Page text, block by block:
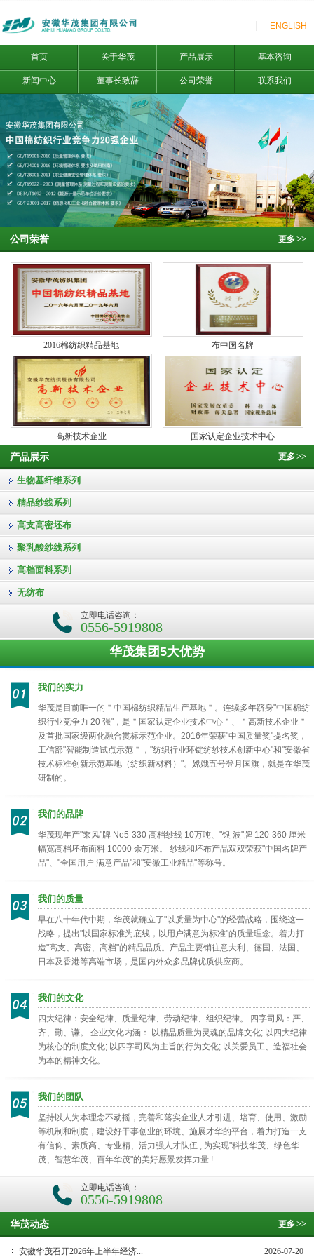
ENGLISH
首页 关于华茂 产品展示 基本咨询
新闻中心 董事长致辞 公司荣誉 联系我们
更多>>
公司荣誉
2016棉纺织精品基地 布中国名牌
高新技术企业 国家认定企业技术中心
更多>>
产品展示
生物基纤维系列
精品纱线系列
高支高密坯布
聚乳酸纱线系列
高档面料系列
无纺布
立即电话咨询：
0556-5919808
华茂集团5大优势
我们的实力
华茂是目前唯一的＂中国棉纺织精品生产基地＂。连续多年跻身"中国棉纺
织行业竞争力 20 强"，是＂国家认定企业技术中心＂、＂高新技术企业＂
及首批国家级两化融合贯标示范企业。2016年荣获"中国质量奖"提名奖，
工信部"智能制造试点示范＂，"纺织行业环锭纺纱技术创新中心"和"安徽省
技术标准创新示范基地（纺织新材料）"。嫦娥五号登月国旗，就是在华茂
研制的。
我们的品牌
华茂现年产"乘风"牌 Ne5-330 高档纱线 10万吨、"银 波"牌 120-360 厘米
幅宽高档坯布面料 10000 余万米。 纱线和坯布产品双双荣获"中国名牌产
品"、"全国用户 满意产品"和"安徽工业精品"等称号。
我们的质量
早在八十年代中期，华茂就确立了"以质量为中心"的经营战略，围绕这一
战略，提出"以国家标准为底线，以用户满意为标准"的质量理念。着力打
造"高支、高密、高档"的精品品质。产品主要销往意大利、德国、法国、
日本及香港等高端市场，是国内外众多品牌优质供应商。
我们的文化
四大纪律：安全纪律、质量纪律、劳动纪律、组织纪律。 四字司风：严、
齐、勤、谦。 企业文化内涵： 以精品质量为灵魂的品牌文化; 以四大纪律
为核心的制度文化; 以四字司风为主旨的行为文化; 以关爱员工、造福社会
为本的精神文化。
我们的团队
坚持以人为本理念不动摇，完善和落实企业人才引进、培育、使用、激励
等机制和制度，建设好干事创业的环境、施展才华的平台，着力打造一支
有信仰、素质高、专业精、活力强人才队伍 , 为实现"科技华茂、绿色华
茂、智慧华茂、百年华茂"的美好愿景发挥力量 !
立即电话咨询：
0556-5919808
更多>>
华茂动态
2026-07-20
安徽华茂召开2026年上半年经济...